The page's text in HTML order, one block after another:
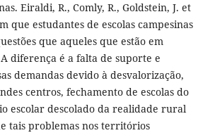
Eiraldi, R., Comly, R., Goldstein, J. et
que estudantes de escolas campesinas
que aqueles que estão em
diferença é a falta de suporte e
demandas devido à desvalorização,
centros, fechamento de escolas do
escolar descolado da realidade rural
tais problemas nos territórios